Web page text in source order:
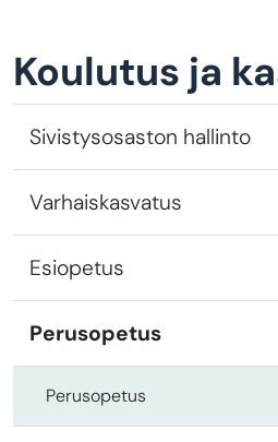
Koulutus ja
Sivistysosaston hallinto
Varhaiskasvatus
Esiopetus
Perusopetus
Perusopetus